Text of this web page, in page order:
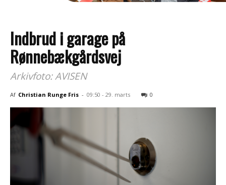
Indbrud i garage på
Rønnebækgårdsvej
Arkivfoto: AVISEN
Af Christian Runge Fris - 09:50 - 29. marts 0